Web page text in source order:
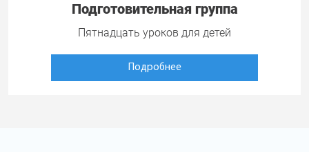
Подготовительная группа
Пятнадцать уроков для детей
Подробнее